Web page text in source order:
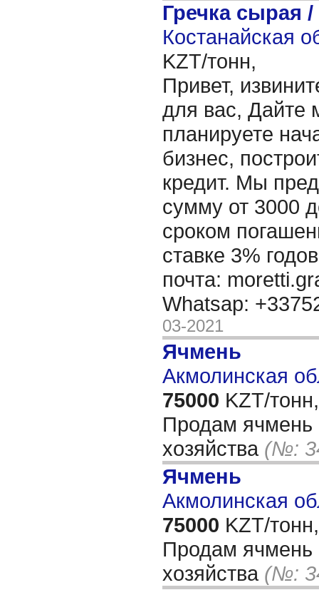
Гречка сырая /
Костанайская
KZT/тонн,
Привет,
для вас, Дайте
планируете
бизнес,
кредит. Мы
сумму от 3000
сроком
ставке 3%
почта:
Whatsap:
03-2021
Ячмень
Акмолинская
75000 KZT/тонн,
Продам ячмень
хозяйства (№:
Ячмень
Акмолинская
75000 KZT/тонн,
Продам ячмень
хозяйства (№: